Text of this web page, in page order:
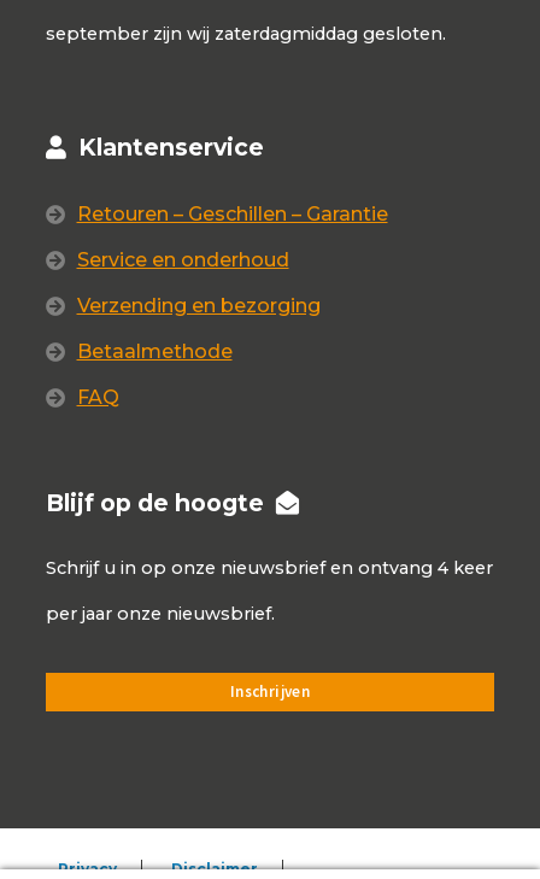
september zijn wij zaterdagmiddag gesloten.
Klantenservice
Retouren – Geschillen – Garantie
Service en onderhoud
Verzending en bezorging
Betaalmethode
FAQ
Blijf op de hoogte
Schrijf u in op onze nieuwsbrief en ontvang 4 keer
per jaar onze nieuwsbrief.
Privacy Disclaimer